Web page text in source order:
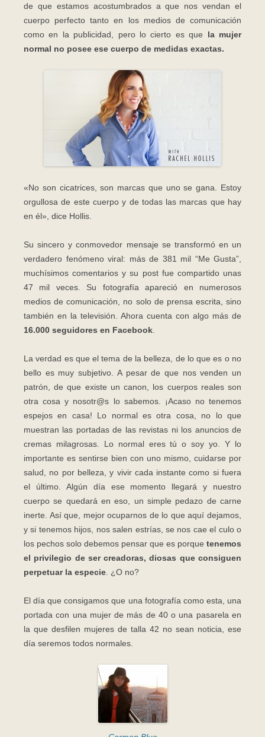
de que estamos acostumbrados a que nos vendan el
cuerpo perfecto tanto en los medios de comunicación
como en la publicidad, pero lo cierto es que la mujer
normal no posee ese cuerpo de medidas exactas.
«No son cicatrices, son marcas que uno se gana. Estoy
orgullosa de este cuerpo y de todas las marcas que hay
en él», dice Hollis.
Su sincero y conmovedor mensaje se transformó en un
verdadero fenómeno viral: más de 381 mil “Me Gusta”,
muchísimos comentarios y su post fue compartido unas
47 mil veces. Su fotografía apareció en numerosos
medios de comunicación, no solo de prensa escrita, sino
también en la televisión. Ahora cuenta con algo más de
16.000 seguidores en Facebook
La verdad es que el tema de la belleza, de lo que es o no
bello es muy subjetivo. A pesar de que nos venden un
patrón, de que existe un canon, los cuerpos reales son
otra cosa y nosotr@s lo sabemos. ¡Acaso no tenemos
espejos en casa! Lo normal es otra cosa, no lo que
muestran las portadas de las revistas ni los anuncios de
cremas milagrosas. Lo normal eres tú o soy yo. Y lo
importante es sentirse bien con uno mismo, cuidarse por
salud, no por belleza, y vivir cada instante como si fuera
el último. Algún día ese momento llegará y nuestro
cuerpo se quedará en eso, un simple pedazo de carne
inerte. Así que, mejor ocuparnos de lo que aquí dejamos,
y si tenemos hijos, nos salen estrías, se nos cae el culo o
los pechos solo debemos pensar que es porque tenemos
el privilegio de ser creadoras, diosas que consiguen
perpetuar la especie . ¿O no?
El día que consigamos que una fotografía como esta, una
portada con una mujer de más de 40 o una pasarela en
la que desfilen mujeres de talla 42 no sean noticia, ese
día seremos todos normales.